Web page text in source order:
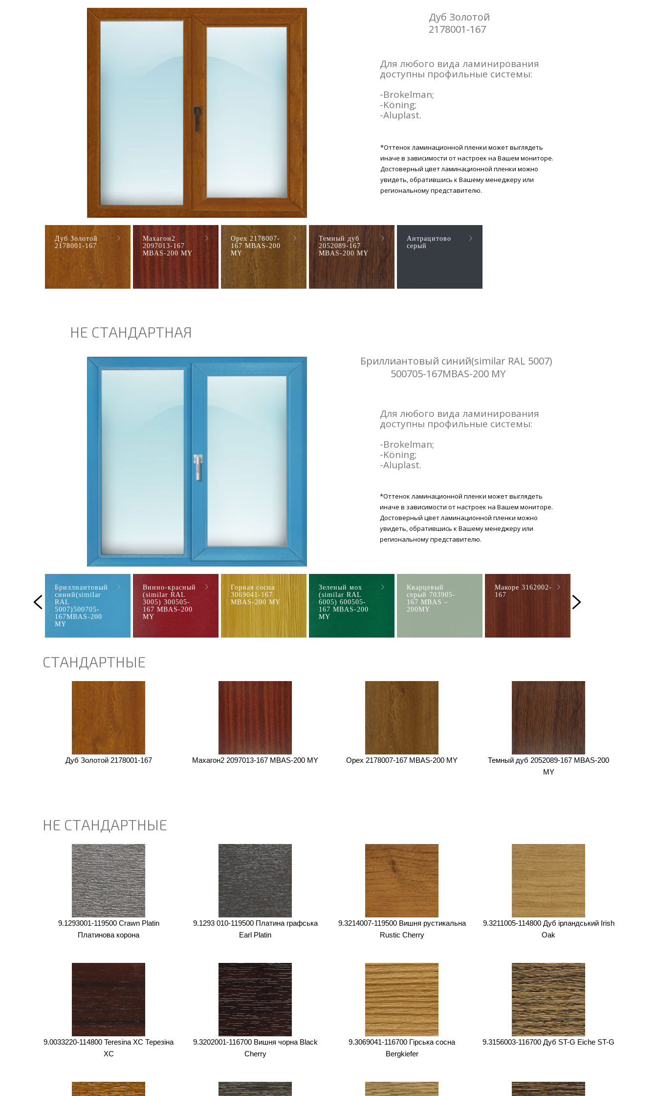
Дуб Золотой
2178001-167
Для любого вида ламинирования
доступны профильные системы:
-Brokelman;
-Köning;
-Aluplast.
*Оттенок ламинационной пленки может выглядеть
иначе в зависимости от настроек на Вашем мониторе.
Достоверный цвет ламинационной пленки можно
увидеть, обратившись к Вашему менеджеру или
региональному представителю.
Дуб Золотой
2178001-167
Махагон2
2097013-167
MBAS-200 MY
Орех 2178007-
167 MBAS-200
MY
Темный дуб
2052089-167
MBAS-200 MY
Антрацитово
серый
НЕ СТАНДАРТНАЯ
Бриллиантовый синий(similar RAL 5007)
500705-167MBAS-200 MY
Для любого вида ламинирования
доступны профильные системы:
-Brokelman;
-Köning;
-Aluplast.
*Оттенок ламинационной пленки может выглядеть
иначе в зависимости от настроек на Вашем мониторе.
Достоверный цвет ламинационной пленки можно
увидеть, обратившись к Вашему менеджеру или
региональному представителю.
Бриллиантовый
синий(similar
RAL
5007)500705-
167MBAS-200
MY
Винно-красный
(similar RAL
3005) 300505-
167 MBAS-200
MY
Горная сосна
3069041-167
MBAS-200 MY
Зеленый мох
(similar RAL
6005) 600505-
167 MBAS-200
MY
Кварцевый
серый 703905-
167 MBAS –
200MY
Макоре 3162002-
167
СТАНДАРТНЫЕ
Дуб Золотой 2178001-167 Махагон2 2097013-167 MBAS-200 MY Орех 2178007-167 MBAS-200 MY
Темный дуб 2052089-167 MBAS-200
MY
НЕ СТАНДАРТНЫЕ
9.1293001-119500 Crawn Platin
Платинова корона
9.1293 010-119500 Платина графська
Earl Platin
9.3214007-119500 Вишня рустикальна
Rustic Cherry
9.3211005-114800 Дуб ірландський Irish
Oak
9.0033220-114800 Teresina XC Терезіна
XC
9.3202001-116700 Вишня чорна Black
Cherry
9.3069041-116700 Гірська сосна
Bergkiefer
9.3156003-116700 Дуб ST-G Eiche ST-G